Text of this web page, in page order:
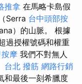
推拿 在馬略卡島假
Serra 台中頭部按
）的山脈。 根據
過授權號碼和權重
摩 我們不對無人
台北 撥筋 網路行銷
和最後一刻希臘度